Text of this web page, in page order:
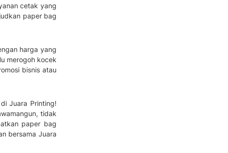
cetak yang
paper bag
harga yang
merogoh kocek
bisnis atau
Juara Printing!
tidak
paper bag
bersama Juara